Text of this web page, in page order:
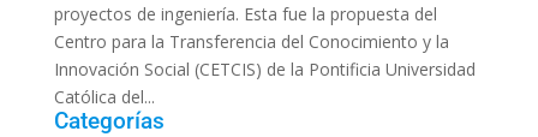
proyectos de ingeniería. Esta fue la propuesta del
Centro para la Transferencia del Conocimiento y la
Innovación Social (CETCIS) de la Pontificia Universidad
Católica del...
Categorías